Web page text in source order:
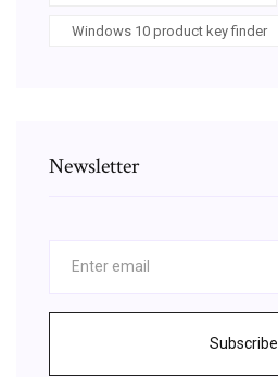
Windows 10 product key finder
Newsletter
Subscribe